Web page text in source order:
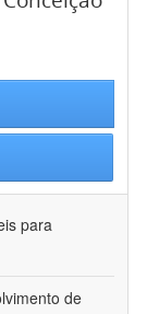
para
de